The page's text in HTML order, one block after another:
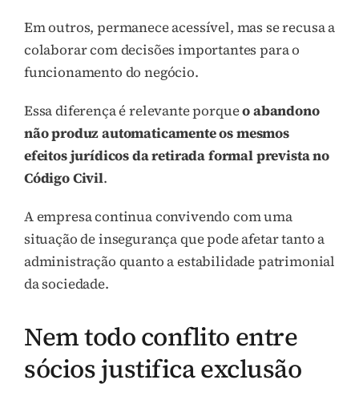
Em outros, permanece acessível, mas se recusa a
colaborar com decisões importantes para o
funcionamento do negócio.
Essa diferença é relevante porqueo abandono
não produz automaticamente os mesmos
efeitos jurídicos da retirada formal prevista no
Código Civil.
A empresa continua convivendo com uma
situação de insegurança que pode afetar tanto a
administração quanto a estabilidade patrimonial
da sociedade.
Nem todo conflito entre
sócios justifica exclusão